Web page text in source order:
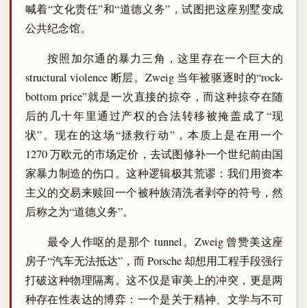
喊着“文化责任”和“道德义务”，试图把这座别墅变成
公共纪念馆。
按照加尔通的暴力三角，这里存在一个巨大的
structural violence 断层。Zweig 当年被驱逐时的“rock-
bottom price”就是一次直接的掠夺，而这种掠夺在随
后的几十年里通过产权的合法转移被掩盖成了“现
状”。现在的这场“拯救行动”，本质上是在用一个
1270 万欧元的市场定价，去试图修补一个世纪前由国
家暴力制造的伤口。这种逻辑极其荒谬：我们用资本
主义的交易来赎回一个被种族清洗者剥夺的符号，然
后称之为“道德义务”。
最令人作呕的是那个 tunnel。Zweig 曾赞美这座
房子“汽车无法抵达”，而 Porsche 却想用工程手段强行
打破这种物理隔离。这不仅是审美上的冲突，更是两
种存在性表达的博弈：一个是关于精神、文学与不可